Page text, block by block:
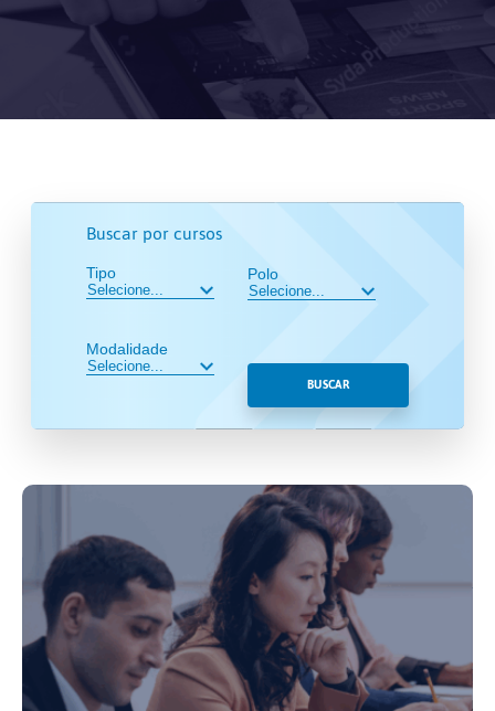
Buscar por cursos
Tipo
Modalidade
Polo
BUSCAR